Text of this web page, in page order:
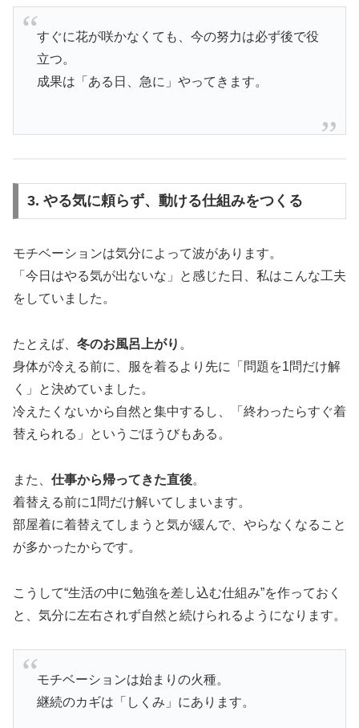
すぐに花が咲かなくても、今の努力は必ず後で役
立つ。
成果は「ある日、急に」やってきます。
3. やる気に頼らず、動ける仕組みをつくる
モチベーションは気分によって波があります。
「今日はやる気が出ないな」と感じた日、私はこんな工夫
をしていました。
たとえば、 冬のお風呂上がり 。
身体が冷える前に、服を着るより先に「問題を1問だけ解
く」と決めていました。
冷えたくないから自然と集中するし、「終わったらすぐ着
替えられる」というごほうびもある。
また、 仕事から帰ってきた直後。
着替える前に1問だけ解いてしまいます。
部屋着に着替えてしまうと気が緩んで、やらなくなること
が多かったからです。
こうして“生活の中に勉強を差し込む仕組み”を作っておく
と、気分に左右されず自然と続けられるようになります。
モチベーションは始まりの火種。
継続のカギは「しくみ」にあります。